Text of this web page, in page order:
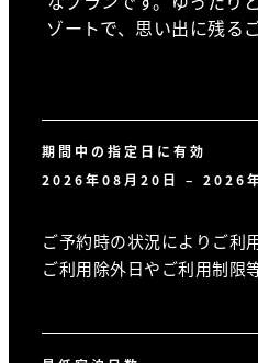
ゾートで、思い出に残る
期間中の指定日に有効
2026年08月20日 – 2026
ご予約時の状況によりご利
ご利用除外日やご利用制限